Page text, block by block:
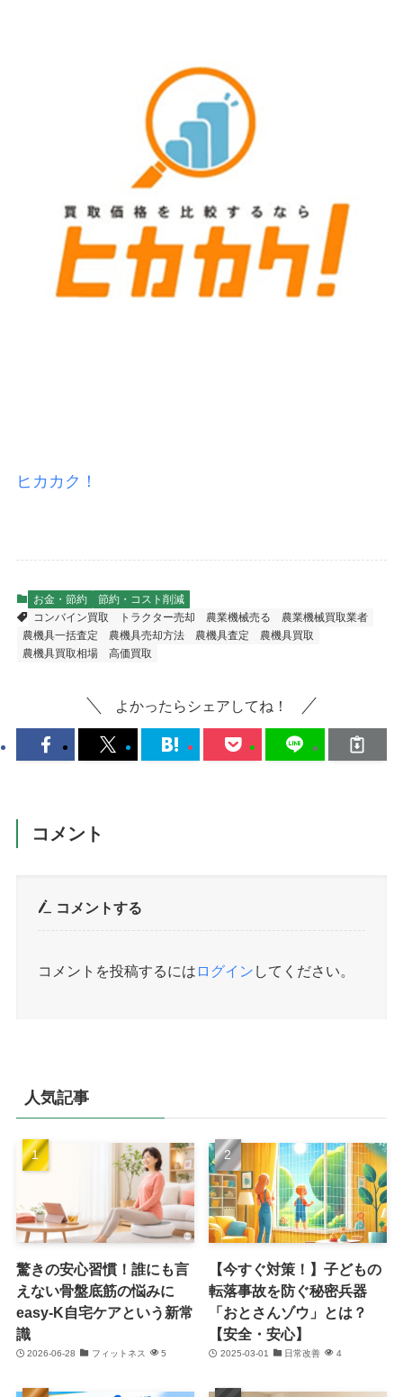
ヒカカク！
お金・節約
節約・コスト削減
コンバイン買取
トラクター売却 農業機械売る
農業機械買取業者
農機具一括査定
農機具売却方法 農機具査定
農機具買取
農機具買取相場
高価買取
よかったらシェアしてね！
コメント
コメントする
コメントを投稿するには ログイン してください。
人気記事
驚きの安心習慣！誰にも言
えない骨盤底筋の悩みに
easy-K自宅ケアという新常
識
2026-06-28 フィットネス 5
【今すぐ対策！】子どもの
転落事故を防ぐ秘密兵器
「おとさんゾウ」とは？
【安全・安心】
2025-03-01 日常改善 4